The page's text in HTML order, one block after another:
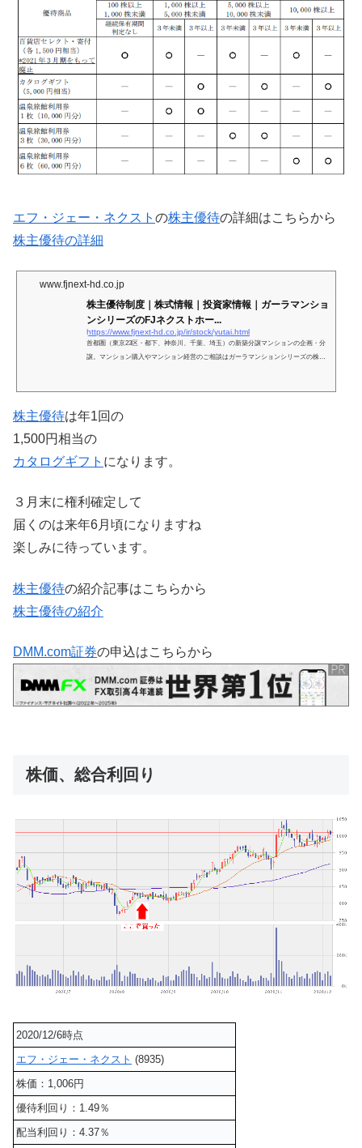
エフ・ジェー・ネクスト の株主優待の詳細はこちらから
株主優待の詳細
www.fjnext-hd.co.jp
株主優待制度｜株式情報｜投資家情報｜ガーラマンショ
ンシリーズのFJネクストホー...
https://www.fjnext-hd.co.jp/ir/stock/yutai.html
首都圏（東京23区・都下、神奈川、千葉、埼玉）の新築分譲マンションの企画・分
譲。マンション購入やマンション経営のご相談はガーラマンションシリーズの株式
株主優待は年1回の
1,500円相当の
カタログギフト になります。
３月末に権利確定して
届くのは来年6月頃になりますね
楽しみに待っています。
株主優待の紹介記事はこちらから
株主優待の紹介
DMM.com証券の申込はこちらから
株価、総合利回り
2020/12/6時点
エフ・ジェー・ネクスト (8935)
株価：1,006円
優待利回り：1.49％
配当利回り：4.37％